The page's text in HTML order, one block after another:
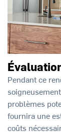
Pendant ce
problèmes
fournira une
coûts